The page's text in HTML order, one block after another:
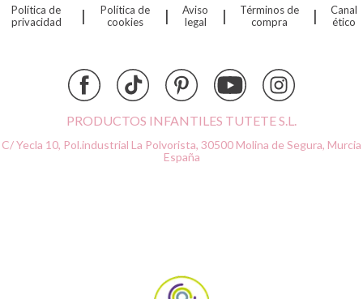
Djeco
Política de
privacidad
|
Política de
cookies
|
Aviso
legal
|
Términos de
compra
|
Canal
ético
PRODUCTOS INFANTILES TUTETE S.L.
C/ Yecla 10, Pol.industrial La Polvorista, 30500 Molina de Segura, Murcia
España